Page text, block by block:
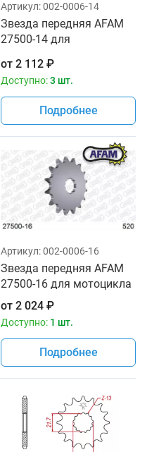
Артикул:002-0006-14
Звезда передняя AFAM
27500-14 для
от 2 112 ₽
Доступно:3 шт.
Подробнее
Артикул:002-0006-16
Звезда передняя AFAM
27500-16 для мотоцикла
от 2 024 ₽
Доступно: 1 шт.
Подробнее